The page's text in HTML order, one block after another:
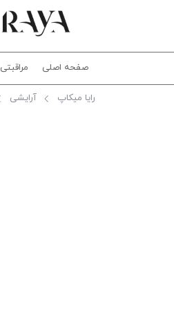
صفحه اصلی مراقبتی
رایا میکاپ آرایشی